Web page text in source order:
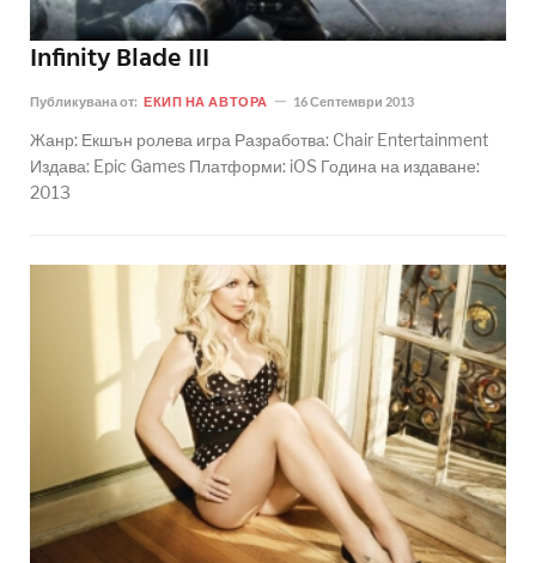
Infinity Blade III
Публикувана от: ЕКИП НА АВТОРА 16 Септември 2013
Жанр: Екшън ролева игра Разработва: Chair Entertainment
Издава: Epic Games Платформи: iOS Година на издаване:
2013